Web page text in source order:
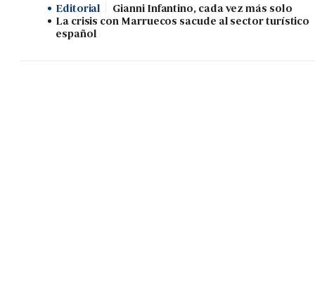
Editorial
Gianni Infantino, cada vez más solo
La crisis con Marruecos sacude al sector turístico
español